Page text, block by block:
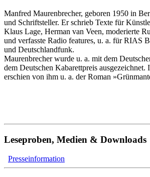
Manfred Maurenbrecher, geboren 1950 in
und Schriftsteller. Er schrieb Texte für
Klaus Lage, Herman van Veen, moderierte
und verfasste Radio features, u. a. für RIAS
und Deutschlandfunk.
Maurenbrecher wurde u. a. mit dem
dem Deutschen Kabarettpreis ausgezeichnet.
erschien von ihm u. a. der Roman
Leseproben, Medien & Downloads
Presseinformation